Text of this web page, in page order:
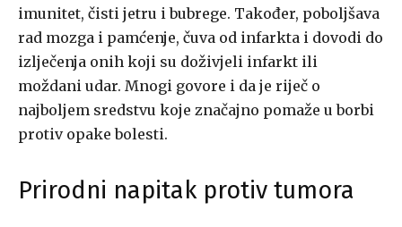
imunitet, čisti jetru i bubrege. Također, poboljšava
rad mozga i pamćenje, čuva od infarkta i dovodi do
izlječenja onih koji su doživjeli infarkt ili
moždani udar. Mnogi govore i da je riječ o
najboljem sredstvu koje značajno pomaže u borbi
protiv opake bolesti.
Prirodni napitak protiv tumora